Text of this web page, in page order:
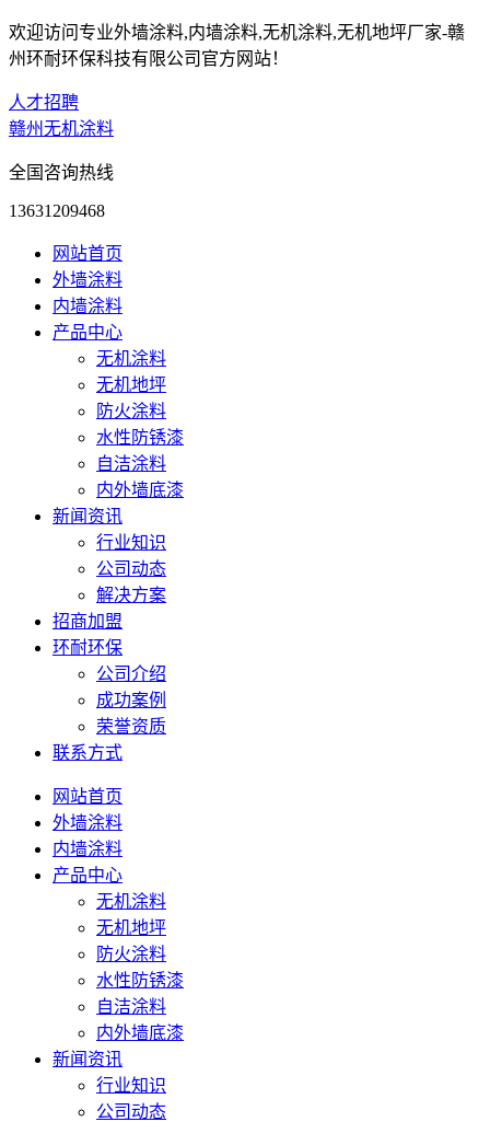
欢迎访问专业外墙涂料,内墙涂料,无机涂料,无机地坪厂家-赣
州环耐环保科技有限公司官方网站！
人才招聘
赣州无机涂料
全国咨询热线
13631209468
网站首页
外墙涂料
内墙涂料
产品中心
无机涂料
无机地坪
防火涂料
水性防锈漆
自洁涂料
内外墙底漆
新闻资讯
行业知识
公司动态
解决方案
招商加盟
环耐环保
公司介绍
成功案例
荣誉资质
联系方式
网站首页
外墙涂料
内墙涂料
产品中心
无机涂料
无机地坪
防火涂料
水性防锈漆
自洁涂料
内外墙底漆
新闻资讯
行业知识
公司动态